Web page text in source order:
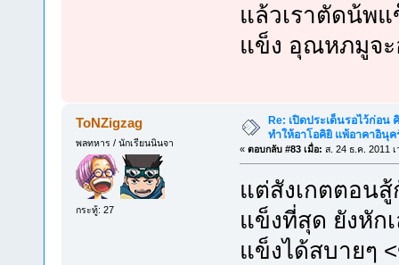
แล้วเราตัดน้พ
แข็ง อุณหภมูจะ
ToNZigzag
พลทหาร / นักเรียนนินจา
กระทู้: 27
Re: เปิดประเด็นรอไว้ก่อน
ทำให้อาโอคิยิ แพ้อาคาอินุ
« ตอบกลับ #83 เมื่อ: ส. 24 ธ.ค. 2011
แต่สังเกตตอน
แข็งที่สุด ยังหัก
แข็งได้สบายๆ